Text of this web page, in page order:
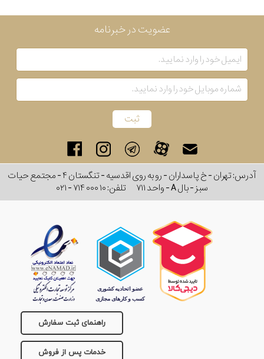
عضویت در خبرنامه
آدرس: تهران - خ پاسداران - رو به روی اقدسیه - تنگستان ۴ - مجتمع حیات
سبز - بال A - واحد ۷۱۱
تلفن:۰۲۱ - ۷۱۴ ۰۰۰ ۱۰
راهنمای ثبت سفارش
خدمات پس از فروش